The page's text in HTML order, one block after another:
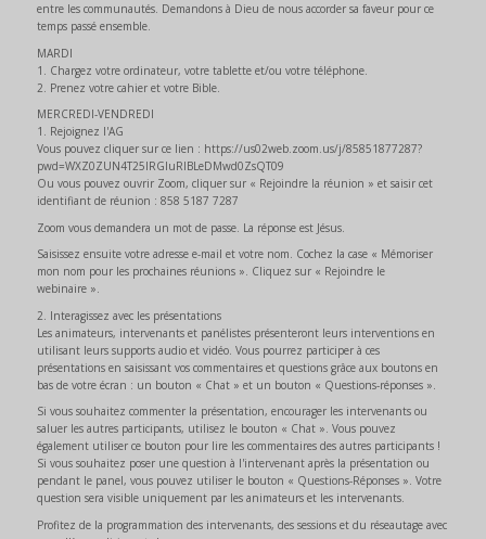
entre les communautés. Demandons à Dieu de nous accorder sa faveur pour ce
temps passé ensemble.
MARDI
1. Chargez votre ordinateur, votre tablette et/ou votre téléphone.
2. Prenez votre cahier et votre Bible.
MERCREDI-VENDREDI
1. Rejoignez l'AG
Vous pouvez cliquer sur ce lien : https://us02web.zoom.us/j/85851877287?
pwd=WXZ0ZUN4T25lRGluRlBLeDMwd0ZsQT09
Ou vous pouvez ouvrir Zoom, cliquer sur « Rejoindre la réunion » et saisir cet
identifiant de réunion : 858 5187 7287
Zoom vous demandera un mot de passe. La réponse est Jésus.
Saisissez ensuite votre adresse e-mail et votre nom. Cochez la case « Mémoriser
mon nom pour les prochaines réunions ». Cliquez sur « Rejoindre le
webinaire ».
2. Interagissez avec les présentations
Les animateurs, intervenants et panélistes présenteront leurs interventions en
utilisant leurs supports audio et vidéo. Vous pourrez participer à ces
présentations en saisissant vos commentaires et questions grâce aux boutons en
bas de votre écran : un bouton « Chat » et un bouton « Questions-réponses ».
Si vous souhaitez commenter la présentation, encourager les intervenants ou
saluer les autres participants, utilisez le bouton « Chat ». Vous pouvez
également utiliser ce bouton pour lire les commentaires des autres participants !
Si vous souhaitez poser une question à l'intervenant après la présentation ou
pendant le panel, vous pouvez utiliser le bouton « Questions-Réponses ». Votre
question sera visible uniquement par les animateurs et les intervenants.
Profitez de la programmation des intervenants, des sessions et du réseautage avec